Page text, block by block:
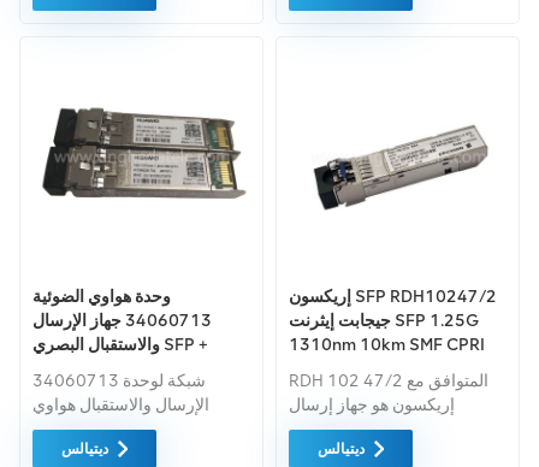
وحدة هواوي الضوئية
34060713 جهاز الإرسال
والاستقبال البصري SFP +
1310nm 9.8G LC SM 1.4km
34060713 شبكة لوحدة
الإرسال والاستقبال هواوي
الألياف البصرية SFP + 1310
نانومترديتيالس
إريكسون SFP RDH10247/2
جيجابت إيثرنت SFP 1.25G
1310nm 10km SMF CPRI
وحدة الإرسال والاستقبال
RDH 102 47/2 المتوافق مع
إريكسون هو جهاز إرسال
واستقبال SFP (عامل صغير
الحجم قابل للتوصيل)، تعمل عبر
ديتيالس